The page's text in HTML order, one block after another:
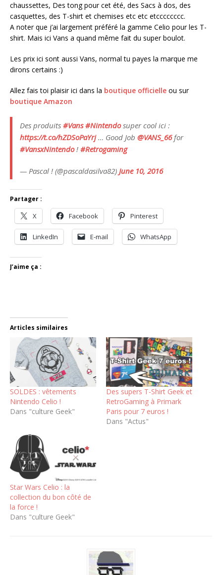
chaussettes, Des tong pour cet été, des Sacs à dos, des
casquettes, des T-shirt et chemises etc etc etcccccccc.
A noter que j’ai largement préféré la gamme Celio pour les T-
shirt. Mais ici Vans a quand même fait du super boulot.
Les prix ici sont aussi Vans, normal tu payes la marque me
dirons certains :)
Allez fais toi plaisir ici dans la boutique officielle ou sur
boutique Amazon
Des produits #Vans #Nintendosuper cool ici :
https://t.co/hZDSoPaYrj… Good Job @VANS_66for
#VansxNintendo! #Retrogaming
— Pascal ! (@pascaldasilva82) June 10, 2016
Partager :
X Facebook Pinterest
LinkedIn E-mail WhatsApp
J’aime ça :
Articles similaires
SOLDES : vêtements
Nintendo Celio !
Dans "culture Geek"
Des supers T-Shirt Geek et
RetroGaming à Primark
Paris pour 7 euros !
Dans "Actus"
Star Wars Celio : la
collection du bon côté de
la force !
Dans "culture Geek"